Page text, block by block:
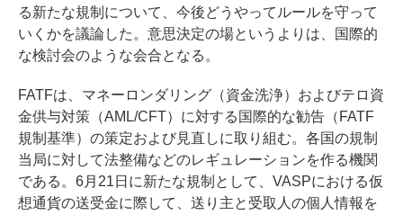
る新たな規制について、今後どうやってルールを守って
いくかを議論した。意思決定の場というよりは、国際的
な検討会のような会合となる。
FATFは、マネーロンダリング（資金洗浄）およびテロ資
金供与対策（AML/CFT）に対する国際的な勧告（FATF
規制基準）の策定および見直しに取り組む。各国の規制
当局に対して法整備などのレギュレーションを作る機関
である。6月21日に新たな規制として、VASPにおける仮
想通貨の送受金に際して、送り主と受取人の個人情報を